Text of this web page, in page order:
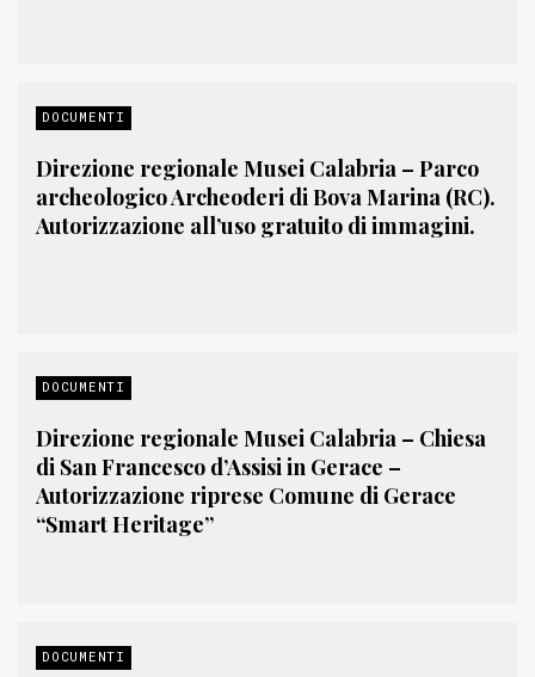
DOCUMENTI
Direzione regionale Musei Calabria – Parco
archeologico Archeoderi di Bova Marina (RC).
Autorizzazione all’uso gratuito di immagini.
DOCUMENTI
Direzione regionale Musei Calabria – Chiesa
di San Francesco d’Assisi in Gerace –
Autorizzazione riprese Comune di Gerace
“Smart Heritage”
DOCUMENTI